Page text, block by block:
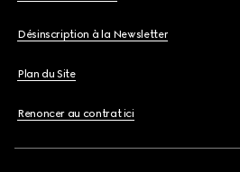
Désinscription à la Newsletter
Plan du Site
Renoncer au contrat ici